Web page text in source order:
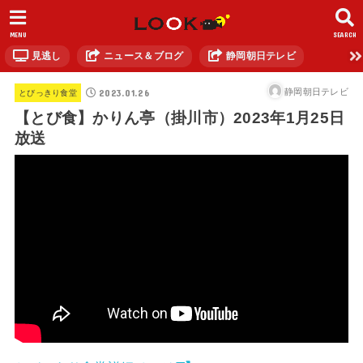
SEARCH
MENU
見逃し ニュース＆ブログ 静岡朝日テレビ
とびっきり食堂 2023.01.26 静岡朝日テレビ
【とび食】かりん亭（掛川市）2023年1月25日
放送